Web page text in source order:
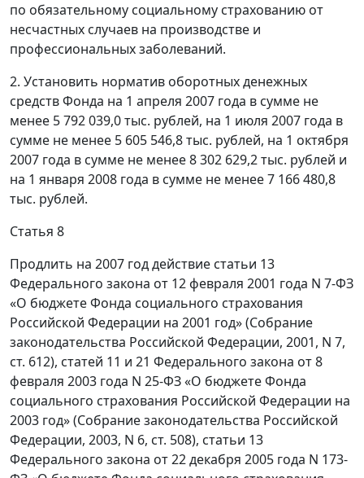
по обязательному социальному страхованию от
несчастных случаев на производстве и
профессиональных заболеваний.
2. Установить норматив оборотных денежных
средств Фонда на 1 апреля 2007 года в сумме не
менее 5 792 039,0 тыс. рублей, на 1 июля 2007 года в
сумме не менее 5 605 546,8 тыс. рублей, на 1 октября
2007 года в сумме не менее 8 302 629,2 тыс. рублей и
на 1 января 2008 года в сумме не менее 7 166 480,8
тыс. рублей.
Статья 8
Продлить на 2007 год действие статьи 13
Федерального закона от 12 февраля 2001 года N 7-ФЗ
«О бюджете Фонда социального страхования
Российской Федерации на 2001 год» (Собрание
законодательства Российской Федерации, 2001, N 7,
ст. 612), статей 11 и 21 Федерального закона от 8
февраля 2003 года N 25-ФЗ «О бюджете Фонда
социального страхования Российской Федерации на
2003 год» (Собрание законодательства Российской
Федерации, 2003, N 6, ст. 508), статьи 13
Федерального закона от 22 декабря 2005 года N 173-